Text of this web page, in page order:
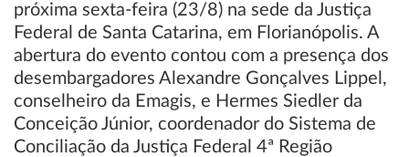
próxima sexta-feira (23/8) na sede da Justiça
Federal de Santa Catarina, em Florianópolis. A
abertura do evento contou com a presença dos
desembargadores Alexandre Gonçalves Lippel,
conselheiro da Emagis, e Hermes Siedler da
Conceição Júnior, coordenador do Sistema de
Conciliação da Justiça Federal 4ª Região